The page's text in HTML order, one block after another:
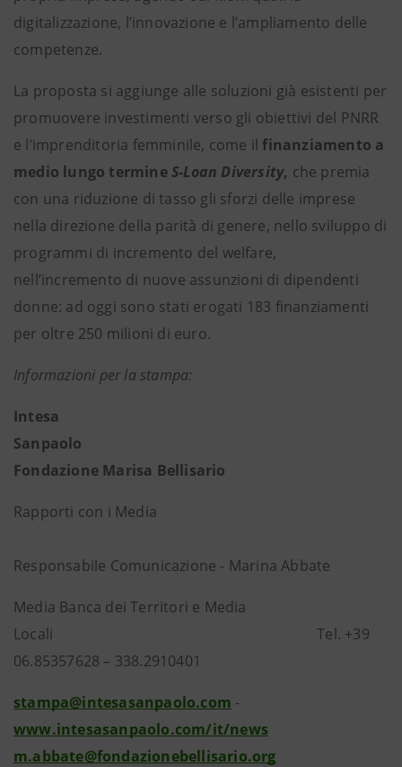
digitalizzazione, l’innovazione e l’ampliamento delle
competenze.
La proposta si aggiunge alle soluzioni già esistenti per
promuovere investimenti verso gli obiettivi del PNRR
e l’imprenditoria femminile, come il finanziamento a
medio lungo termineS-Loan Diversity, che premia
con una riduzione di tasso gli sforzi delle imprese
nella direzione della parità di genere, nello sviluppo di
programmi di incremento del welfare,
nell’incremento di nuove assunzioni di dipendenti
donne: ad oggi sono stati erogati 183 finanziamenti
per oltre 250 milioni di euro.
Informazioni per la stampa:
Intesa
Fondazione Marisa Bellisario
Rapporti con i Media
Responsabile Comunicazione - Marina Abbate
Media Banca dei Territori e Media
Locali Tel. +39
06.85357628 – 338.2910401
stampa@intesasanpaolo.com -
www.intesasanpaolo.com/it/news
m.abbate@fondazionebellisario.org